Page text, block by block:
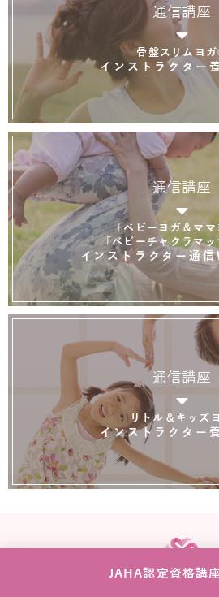
通信講座
骨盤スリムヨ
インストラクター
通信講座
「ベビーヨガ＆ママ
「ベビーチャクラマッ
インストラクター通
通信講座
リトル＆キッズ
インストラクター
JAHA認定資格講